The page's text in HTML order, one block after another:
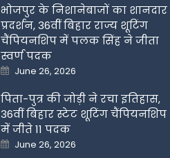
भोजपुर के निशानेबाजों का शानदार
प्रदर्शन, 36वीं बिहार राज्य शूटिंग
चैंपियनशिप में पलक सिंह ने जीता
स्वर्ण पदक
Posted
on
June 26, 2026
पिता-पुत्र की जोड़ी ने रचा इतिहास,
36वीं बिहार स्टेट शूटिंग चैंपियनशिप
में जीते 11 पदक
Posted
on
June 26, 2026